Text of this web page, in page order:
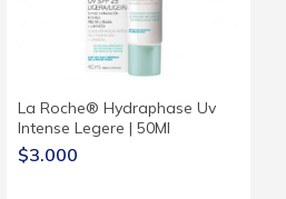
La Roche® Hydraphase Uv
Intense Legere | 50Ml
$3.000